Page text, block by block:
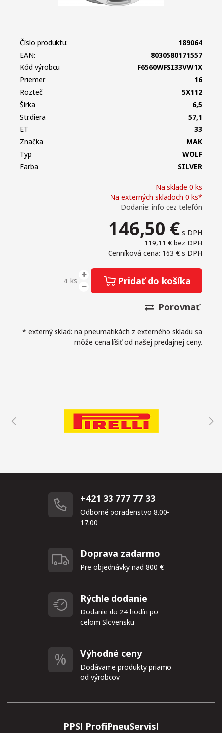
Na sklade 0 ks
Na externých skladoch 0 ks*
Dodanie: info cez telefón
146,50 € s DPH
119,11 € bez DPH
Cenníková cena: 163 € s DPH
ks Pridať do košíka
Porovnať
* externý sklad: na pneumatikách z externého skladu sa
môže cena líšiť od našej predajnej ceny.
Číslo produktu:
189064
EAN:
8030580171557
Kód výrobcu
F6560WFSI33VW1X
Priemer
16
Rozteč
5X112
Šírka
6,5
Str.diera
57,1
ET
33
Značka
MAK
Typ
WOLF
Farba
SILVER
+421 33 777 77 33
Odborné poradenstvo 8.00-
17.00
Doprava zadarmo
Pre objednávky nad 800 €
Rýchle dodanie
Dodanie do 24 hodín po
celom Slovensku
Výhodné ceny
Dodávame produkty priamo
od výrobcov
PPS! ProfiPneuServis!